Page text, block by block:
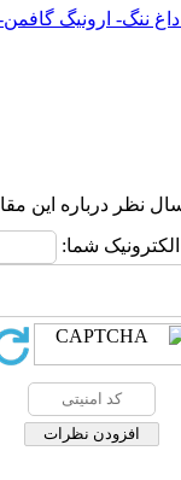
ننگ- ارونیگ
نظر درباره این
شما: